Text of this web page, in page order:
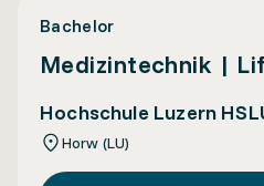
Bachelor
Medizintechnik |
Hochschule Luzern
Horw (LU)